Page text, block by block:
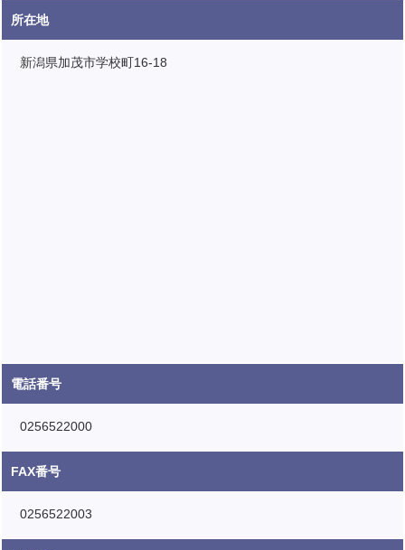
所在地
新潟県加茂市学校町16-18
電話番号
0256522000
FAX番号
0256522003